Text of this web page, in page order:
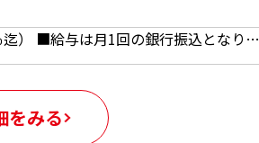
時給1226円 ■日払いOK（所定労働時間の80％迄） ■給与は月1回の銀行振込となりますが、「JOBPAY（ジョブペイ）」の利用で就業当日に給料相当額の一部をセブン銀行や三菱UFJ銀行、コンビニ等のATMから受け取る事が可能です！※受取タイミングは自由だから週1回や月2回などの使い方もOK！ ◎『JOBPAY』はマイページにてカード発行手続き完了後より利用可能です♪ ⇒詳しくはお仕事紹介時に担当者までご相談ください
をみる